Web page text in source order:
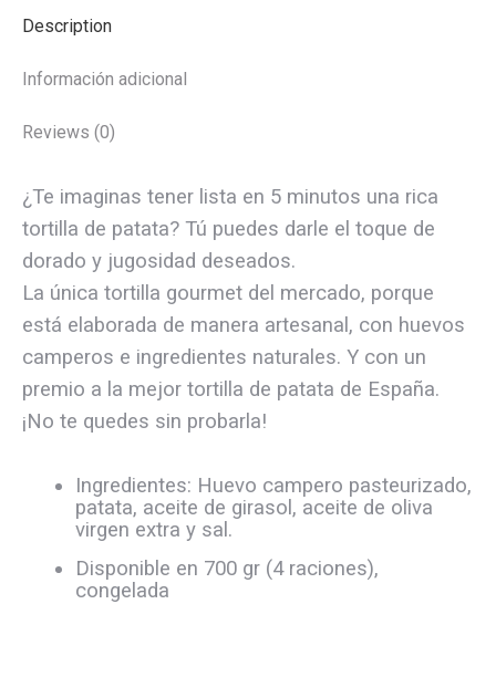
Description
Información adicional
Reviews (0)
¿Te imaginas tener lista en 5 minutos una rica
tortilla de patata? Tú puedes darle el toque de
dorado y jugosidad deseados.
La única tortilla gourmet del mercado, porque
está elaborada de manera artesanal, con huevos
camperos e ingredientes naturales. Y con un
premio a la mejor tortilla de patata de España.
¡No te quedes sin probarla!
Ingredientes: Huevo campero pasteurizado,
patata, aceite de girasol, aceite de oliva
virgen extra y sal.
Disponible en 700 gr (4 raciones),
congelada